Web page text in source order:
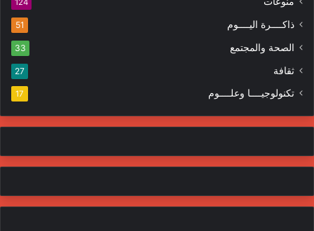
ذاكــــرة اليــــوم 51
الصحة والمجتمع 33
ثقافة 27
تكنولوجيــــا وعلــــوم 17